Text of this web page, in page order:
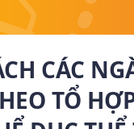
CÁC
TỔ